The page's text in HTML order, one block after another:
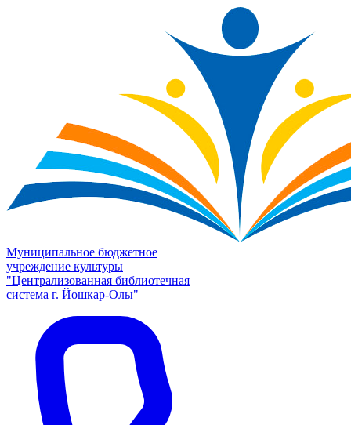
Муниципальное бюджетное
учреждение культуры
"Централизованная библиотечная
система г. Йошкар-Олы"